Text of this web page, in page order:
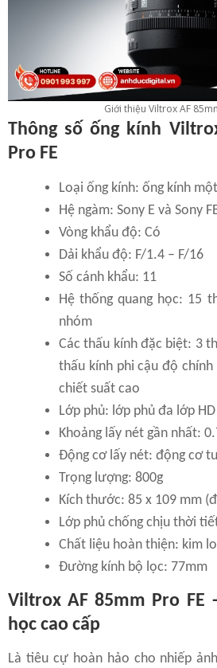
Giới thiệu Viltrox AF
Thông số ống kính
Pro FE
Loại ống kính: ống kính
Hệ ngàm: Sony E và Sony
Vòng khẩu độ: Có
Dải khẩu độ: F/1.4 – F/16
Số cánh khẩu: 11
Hệ thống quang học: 15
nhóm
Các thấu kính đặc biệt: 3
thấu kính phi cậu độ
chiết suất cao
Lớp phủ: lớp phủ đa lớp
Khoảng lấy nét gần nhất:
Động cơ lấy nét: động cơ
Trọng lượng: 800g
Kích thước: 85 x 109 mm
Lớp phủ chống chịu thời
Chất liệu hoàn thiện: kim
Đường kính bộ lọc: 77mm
Viltrox AF 85mm Pro FE
học cao cấp
Là tiêu cự hoàn hảo cho nhiếp